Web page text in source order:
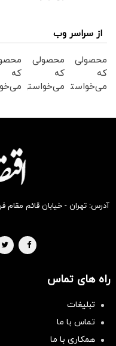
از سراسر وب
محصولی
که
می‌خواستی
محصولی
که
می‌خواستی
که
بخر !
آدرس: تهران - خیابان قائم
راه های تماس
تبلیغات
تماس با ما
همکاری با ما